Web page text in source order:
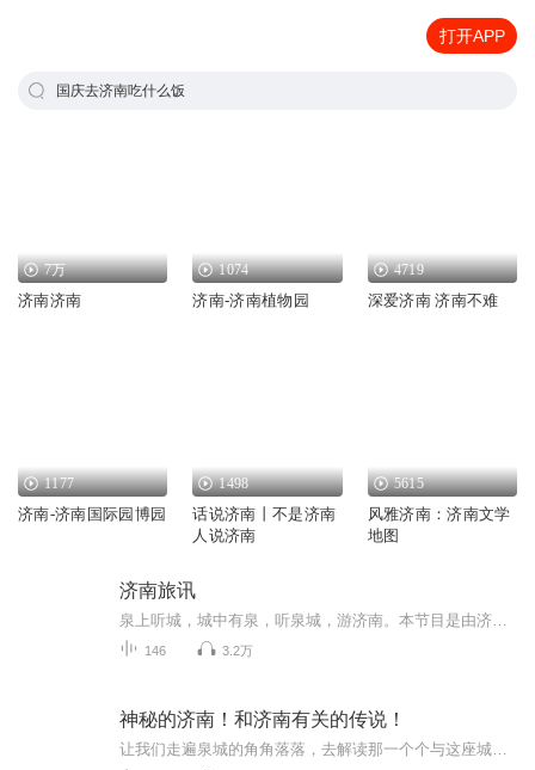
打开APP
国庆去济南吃什么饭
7万
济南济南
1074
济南-济南植物园
4719
深爱济南 济南不难
1177
济南-济南国际园博园
1498
话说济南丨不是济南
人说济南
5615
风雅济南：济南文学
地图
济南旅讯
146 3.2万
神秘的济南！和济南有关的传说！